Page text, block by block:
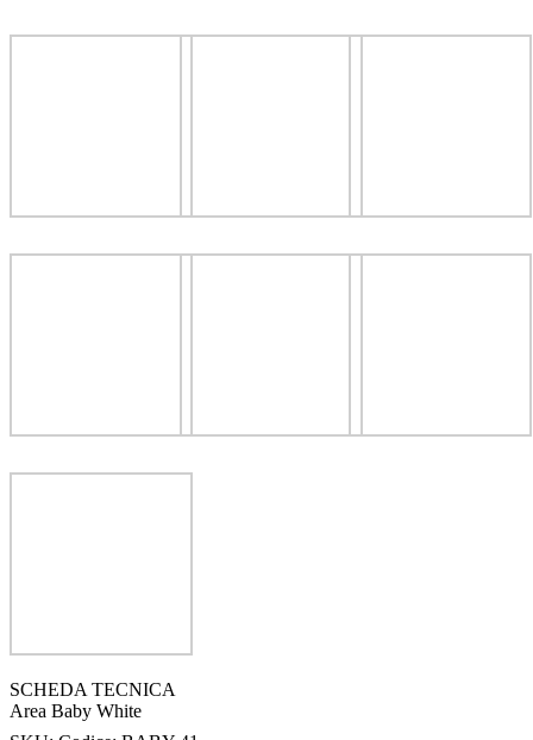
SCHEDA TECNICA
Area Baby White